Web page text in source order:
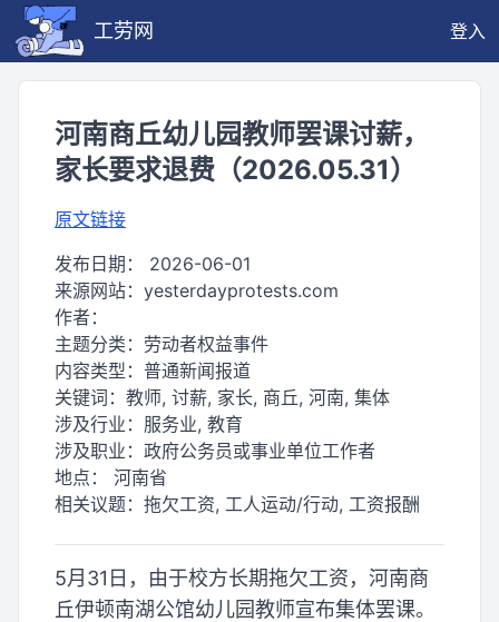
工劳网 登入
河南商丘幼儿园教师罢课讨薪，
家长要求退费（2026.05.31）
原文链接
发布日期： 2026-06-01
来源网站： yesterdayprotests.com
作者：
主题分类： 劳动者权益事件
内容类型： 普通新闻报道
关键词： 教师, 讨薪, 家长, 商丘, 河南, 集体
涉及行业： 服务业, 教育
涉及职业： 政府公务员或事业单位工作者
地点： 河南省
相关议题： 拖欠工资, 工人运动/行动, 工资报酬
5月31日，由于校方长期拖欠工资，河南商
丘伊顿南湖公馆幼儿园教师宣布集体罢课。